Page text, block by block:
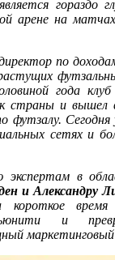
гораздо
арене на
по
года клуб
страны и вышел
футзалу.
сетях и
экспертам в
и Александру
короткое
и